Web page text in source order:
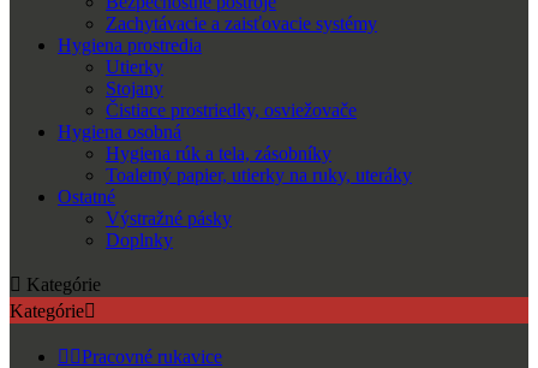
Zachytávacie a zaisťovacie systémy
Hygiena prostredia
Utierky
Stojany
Čistiace prostriedky, osviežovače
Hygiena osobná
Hygiena rúk a tela, zásobníky
Toaletný papier, utierky na ruky, uteráky
Ostatné
Výstražné pásky
Doplnky
 Kategórie
Kategórie
 Pracovné rukavice